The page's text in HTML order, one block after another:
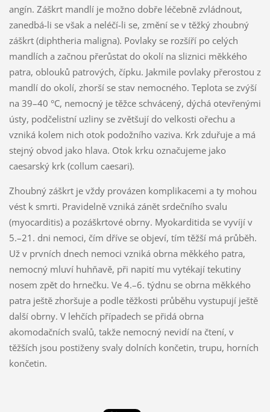
angín. Záškrt mandlí je možno dobře léčebně zvládnout,
zanedbá-li se však a neléčí-li se, změní se v těžký zhoubný
záškrt (diphtheria maligna). Povlaky se rozšíří po celých
mandlích a začnou přerůstat do okolí na sliznici měkkého
patra, oblouků patrových, čípku. Jakmile povlaky přerostou z
mandlí do okolí, zhorší se stav nemocného. Teplota se zvýší
na 39–40 °C, nemocný je těžce schvácený, dýchá otevřenými
ústy, podčelistní uzliny se zvětšují do velkosti ořechu a
vzniká kolem nich otok podožního vaziva. Krk zduřuje a má
stejný obvod jako hlava. Otok krku označujeme jako
caesarský krk (collum caesari).
Zhoubný záškrt je vždy provázen komplikacemi a ty mohou
vést k smrti. Pravidelně vzniká zánět srdečního svalu
(myocarditis) a pozáškrtové obrny. Myokarditida se vyvíjí v
5.–21. dni nemoci, čím dříve se objeví, tím těžší má průběh.
Už v prvních dnech nemoci vzniká obrna měkkého patra,
nemocný mluví huhňavě, při napití mu vytékají tekutiny
nosem zpět do hrnečku. Ve 4.–6. týdnu se obrna měkkého
patra ještě zhoršuje a podle těžkosti průběhu vystupují ještě
další obrny. V lehčích případech se přidá obrna
akomodačních svalů, takže nemocný nevidí na čtení, v
těžších jsou postiženy svaly dolních končetin, trupu, horních
končetin.